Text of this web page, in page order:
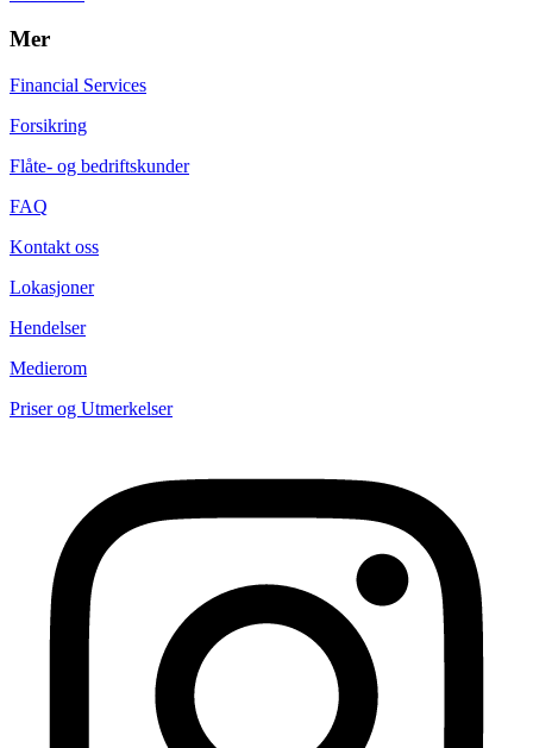
Mer
Financial Services
Forsikring
Flåte- og bedriftskunder
FAQ
Kontakt oss
Lokasjoner
Hendelser
Medierom
Priser og Utmerkelser